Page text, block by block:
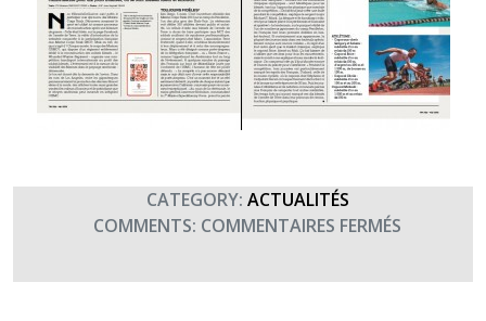
CATEGORY: ACTUALITÉS
COMMENTS: COMMENTAIRES FERMÉS
SUR